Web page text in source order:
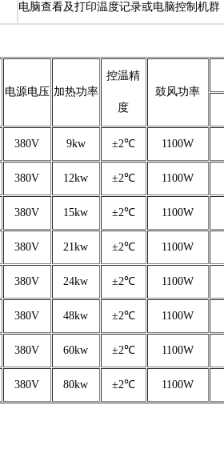
电脑查看及打印温度记录或电脑控制机群
电源电压 加热功率
控温精
度
鼓风功率
380V 9kw ±2℃ 1100W
380V 12kw ±2℃ 1100W
380V 15kw ±2℃ 1100W
380V 21kw ±2℃ 1100W
380V 24kw ±2℃ 1100W
380V 48kw ±2℃ 1100W
380V 60kw ±2℃ 1100W
380V 80kw ±2℃ 1100W